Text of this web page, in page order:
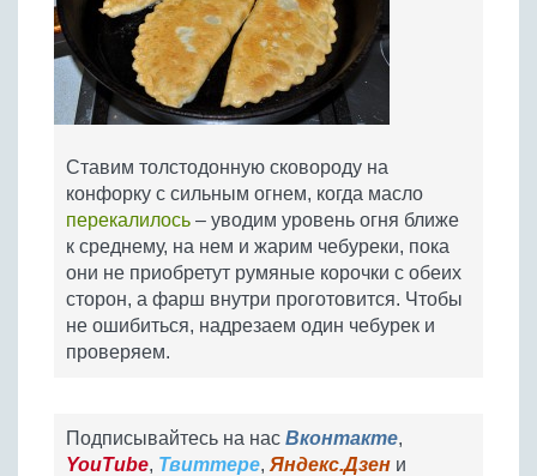
Ставим толстодонную сковороду на
конфорку с сильным огнем, когда масло
перекалилось – уводим уровень огня ближе
к среднему, на нем и жарим чебуреки, пока
они не приобретут румяные корочки с обеих
сторон, а фарш внутри проготовится. Чтобы
не ошибиться, надрезаем один чебурек и
проверяем.
Подписывайтесь на нас Вконтакте,
YouTube, Твиттере, Яндекс.Дзен и